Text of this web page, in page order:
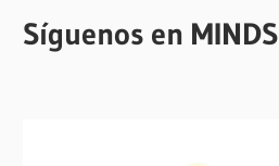
Síguenos en MINDS